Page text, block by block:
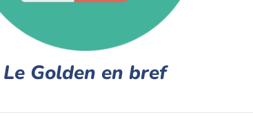
Le Golden en bref